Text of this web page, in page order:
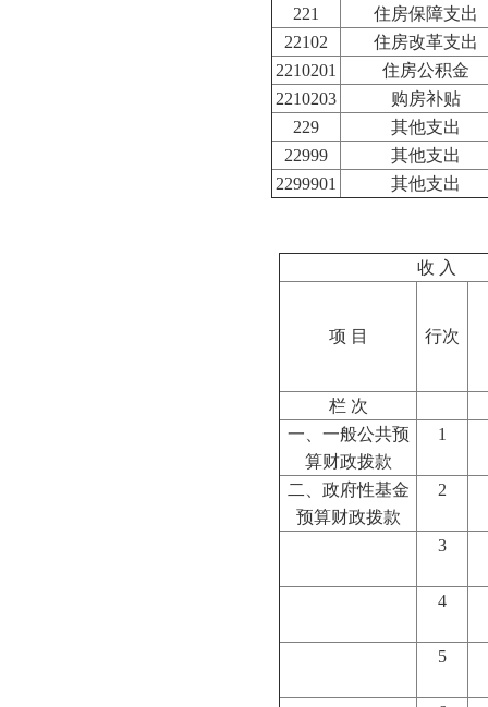
221
住房保障支出
22102
住房改革支出
2210201
住房公积金
2210203
购房补贴
229
其他支出
22999
其他支出
2299901
其他支出
收 入
项 目 行次
栏 次
一、一般公共预
算财政拨款
1
二、政府性基金
预算财政拨款
2
3
4
5